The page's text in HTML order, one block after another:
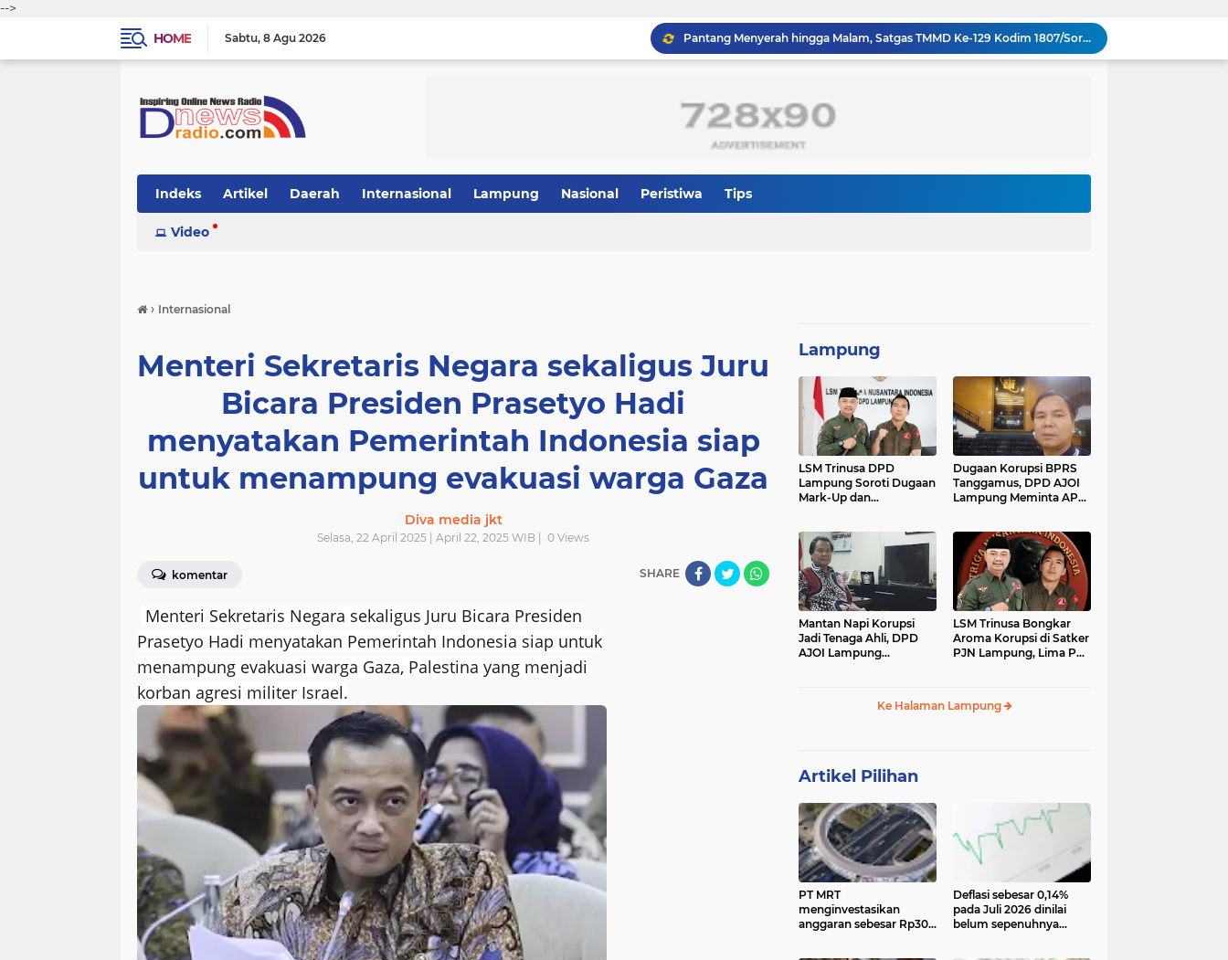
-->
HOME
Sabtu 8 Agu 2026
Pantang Menyerah hingga Malam, Satgas TMMD Ke-129 Kodim 1807/Sorsel Lembur Finishing Rumah Type 36 untuk Warga Kampung Sesor
TMMD Ke-129 Gelar Penyuluhan Wasbang dan Hukum, Tanamkan Kesadaran Berbangsa serta Taat Aturan di Kampung Sesor
Perbaikan Pipanisasi Dikebut, Satgas TMMD Ke-129 Pastikan Program TNI Manunggal Air Bersih Segera Dinikmati Warga Kampung Sesor
Indeks Artikel Daerah Internasional Lampung Nasional Peristiwa Tips
Video
› Internasional
Menteri Sekretaris Negara sekaligus Juru
Bicara Presiden Prasetyo Hadi
menyatakan Pemerintah Indonesia siap
untuk menampung evakuasi warga Gaza
Diva media jkt
Selasa, 22 April 2025 | April 22, 2025 WIB | 0 Views
komentar SHARE
Menteri Sekretaris Negara sekaligus Juru Bicara Presiden
Prasetyo Hadi menyatakan Pemerintah Indonesia siap untuk
menampung evakuasi warga Gaza, Palestina yang menjadi
korban agresi militer Israel.
Lampung
LSM Trinusa DPD
Lampung Soroti Dugaan
Mark-Up dan
PKPCK
Dugaan Korupsi BPRS
Tanggamus, DPD AJOI
Lampung Meminta APH
Mantan Napi Korupsi
Jadi Tenaga Ahli, DPD
AJOI Lampung
LSM Trinusa Bongkar
Aroma Korupsi di Satker
PJN Lampung, Lima Pos
Ke Halaman Lampung
Artikel Pilihan
PT MRT
menginvestasikan
anggaran sebesar Rp300
Deflasi sebesar 0,14%
pada Juli 2026 dinilai
belum sepenuhnya